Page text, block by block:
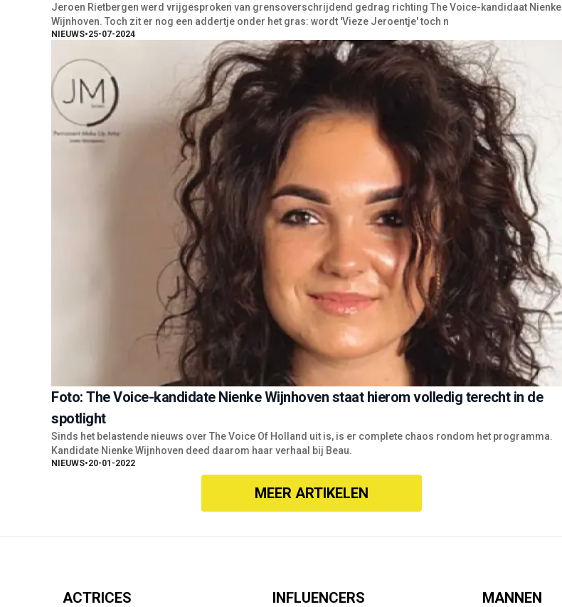
Jeroen Rietbergen werd vrijgesproken van grensoverschrijdend gedrag richting The Voice-kandidaat Nienke
Wijnhoven. Toch zit er nog een addertje onder het gras: wordt 'Vieze Jeroentje' toch n
NIEUWS•25-07-2024
Foto: The Voice-kandidate Nienke Wijnhoven staat hierom volledig terecht in de
spotlight
Sinds het belastende nieuws over The Voice Of Holland uit is, is er complete chaos rondom het programma.
Kandidate Nienke Wijnhoven deed daarom haar verhaal bij Beau.
NIEUWS•20-01-2022
MEER ARTIKELEN
ACTRICES INFLUENCERS MANNEN